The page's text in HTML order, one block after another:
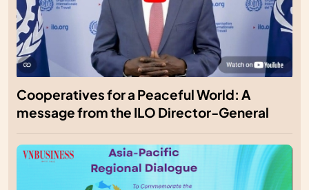
Cooperatives for a Peaceful World: A
message from the ILO Director-General